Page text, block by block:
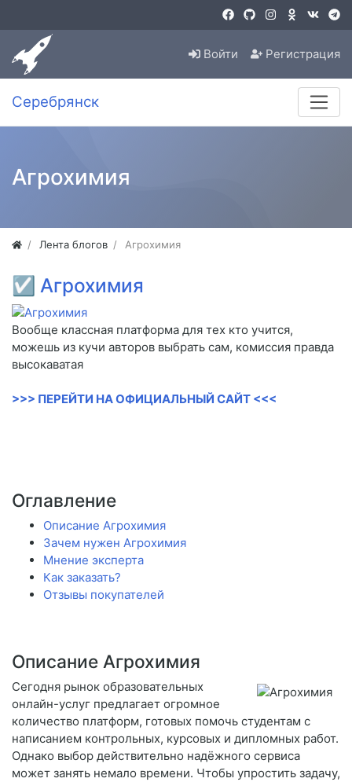
Войти Регистрация
Серебрянск
Агрохимия
Лента блогов Агрохимия
☑ Агрохимия
Вообще классная платформа для тех кто учится,
можешь из кучи авторов выбрать сам, комиссия правда
высокаватая
>>> ПЕРЕЙТИ НА ОФИЦИАЛЬНЫЙ САЙТ <<<
Оглавление
Описание Агрохимия
Зачем нужен Агрохимия
Мнение эксперта
Как заказать?
Отзывы покупателей
Описание Агрохимия
Сегодня рынок образовательных
онлайн-услуг предлагает огромное
количество платформ, готовых помочь студентам с
написанием контрольных, курсовых и дипломных работ.
Однако выбор действительно надёжного сервиса
может занять немало времени. Чтобы упростить задачу,